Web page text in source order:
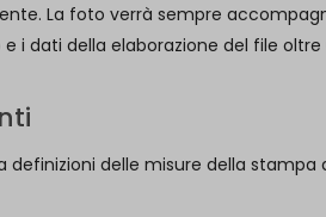
La foto verrà sempre
i dati della elaborazione del file
delle misure della